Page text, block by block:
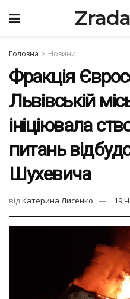
Головна Новини
Фракція
Львівській
ініціювала
питань
Шухевича
відКатерина Лисенко 19